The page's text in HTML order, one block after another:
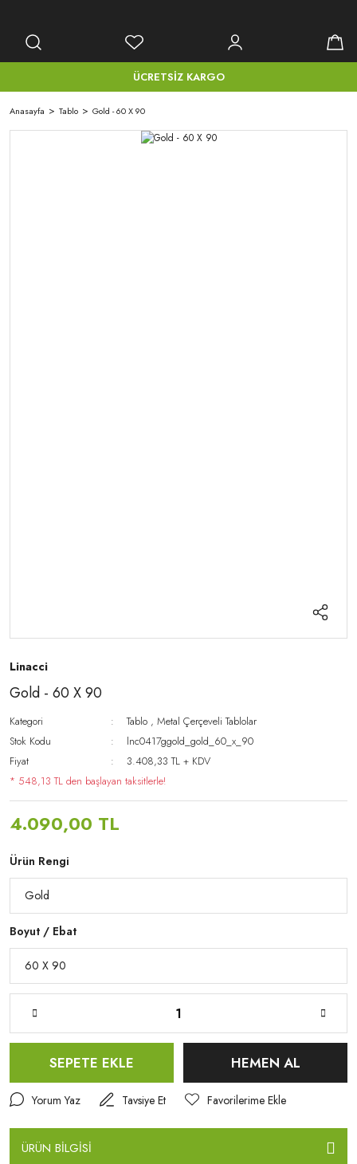
ÜCRETSİZ KARGO
Anasayfa Tablo Gold - 60 X 90
Linacci
Gold - 60 X 90
Kategori Tablo ,Metal Çerçeveli Tablolar
Stok Kodu
lnc0417ggold_gold_60_x_90
Fiyat
3.408,33 TL + KDV
* 548,13 TL den başlayan taksitlerle!
4.090,00 TL
Ürün Rengi
Boyut / Ebat
SEPETE EKLE HEMEN AL
Yorum Yaz Tavsiye Et
ÜRÜN BİLGİSİ